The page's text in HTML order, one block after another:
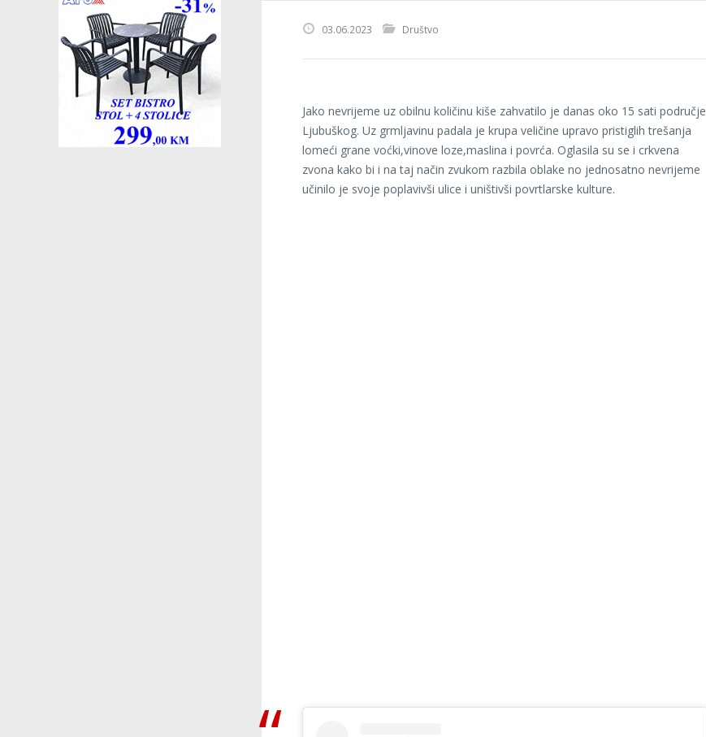
03.06.2023 Društvo
Jako nevrijeme uz obilnu količinu kiše zahvatilo je danas oko 15 sati područje
Ljubuškog. Uz grmljavinu padala je krupa veličine upravo pristiglih trešanja
lomeći grane voćki,vinove loze,maslina i povrća. Oglasila su se i crkvena
zvona kako bi i na taj način zvukom razbila oblake no jednosatno nevrijeme
učinilo je svoje poplavivši ulice i uništivši povrtlarske kulture.